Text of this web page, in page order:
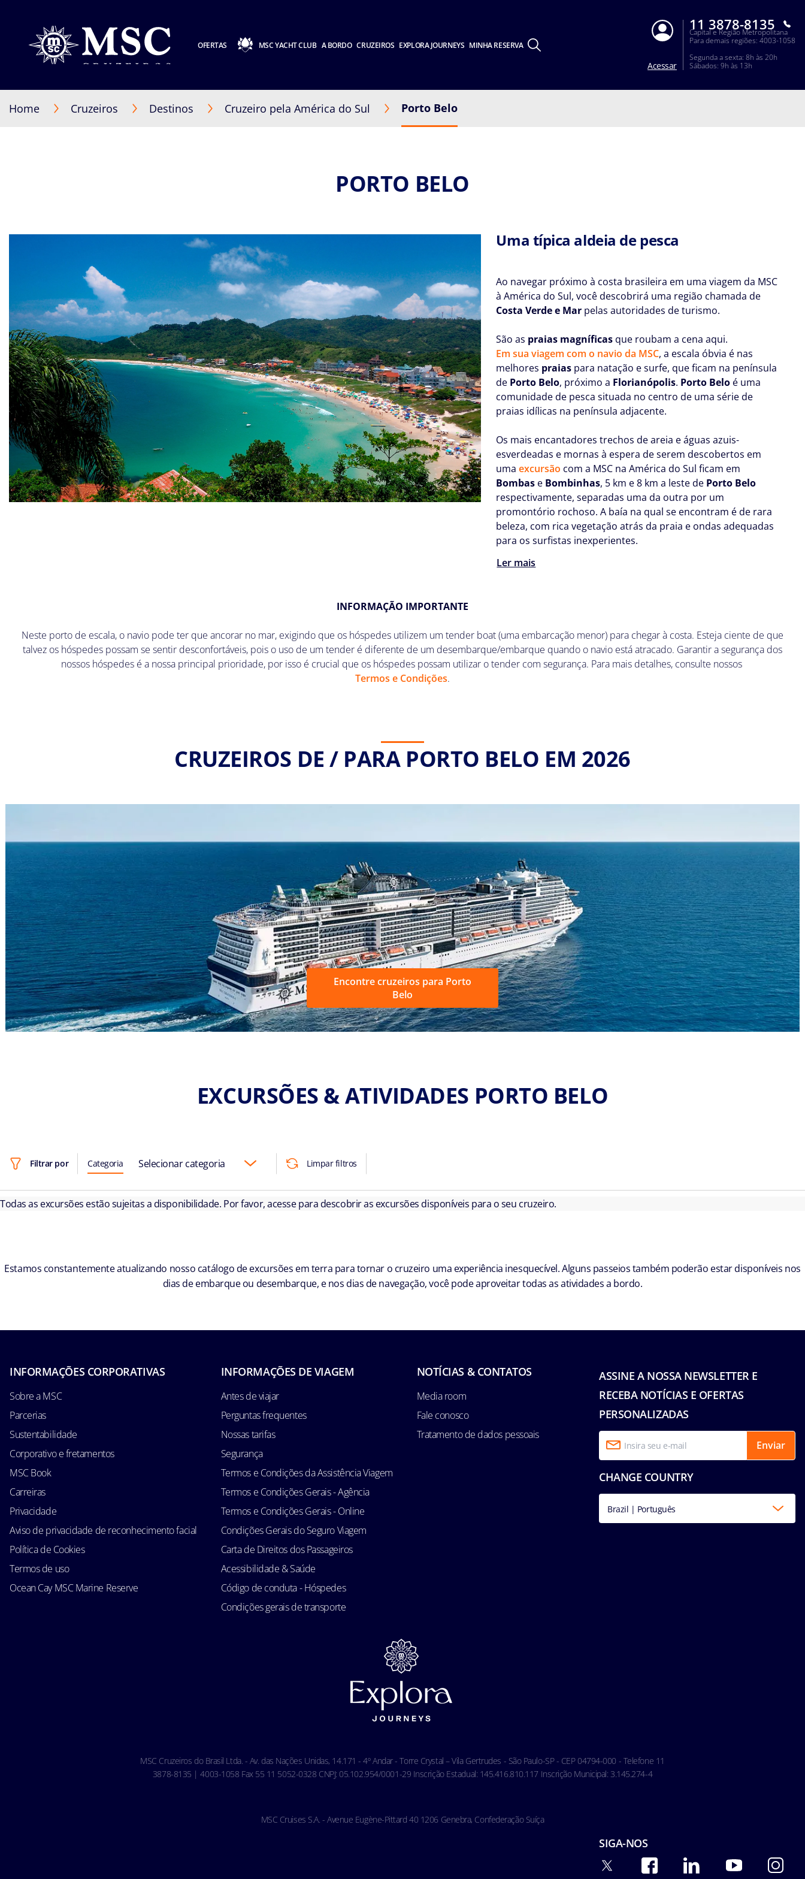
OFERTAS MSC YACHT CLUB A BORDO CRUZEIROS EXPLORA JOURNEYS MINHA RESERVA
Acessar
11 3878-8135
Capital e Região Metropolitana
Para demais regiões: 4003-1058
Segunda a sexta: 8h às 20h
Sábados: 9h às 13h
Home Cruzeiros Destinos Cruzeiro pela América do Sul Porto Belo
PORTO BELO
Uma típica aldeia de pesca
Ao navegar próximo à costa brasileira em uma viagem da MSC
à América do Sul, você descobrirá uma região chamada de
Costa Verde e Mar pelas autoridades de turismo.
São as praias magníficas que roubam a cena aqui.
Em sua viagem com o navio da MSC, a escala óbvia é nas
melhores praias para natação e surfe, que ficam na península
de Porto Belo, próximo a Florianópolis. Porto Belo é uma
comunidade de pesca situada no centro de uma série de
praias idílicas na península adjacente.
Os mais encantadores trechos de areia e águas azuis-
esverdeadas e mornas à espera de serem descobertos em
umaexcursão com a MSC na América do Sul ficam em
Bombas e Bombinhas, 5 km e 8 km a leste de Porto Belo
respectivamente, separadas uma da outra por um
promontório rochoso. A baía na qual se encontram é de rara
beleza, com rica vegetação atrás da praia e ondas adequadas
para os surfistas inexperientes.
Ler mais
INFORMAÇÃO IMPORTANTE
Neste porto de escala, o navio pode ter que ancorar no mar, exigindo que os hóspedes utilizem um tender boat (uma embarcação menor) para chegar à costa. Esteja ciente de que
talvez os hóspedes possam se sentir desconfortáveis, pois o uso de um tender é diferente de um desembarque/embarque quando o navio está atracado. Garantir a segurança dos
nossos hóspedes é a nossa principal prioridade, por isso é crucial que os hóspedes possam utilizar o tender com segurança. Para mais detalhes, consulte nossos
Termos e Condições.
CRUZEIROS DE / PARA PORTO BELO EM 2026
Encontre cruzeiros para Porto
Belo
EXCURSÕES & ATIVIDADES PORTO BELO
Filtrar por Categoria Selecionar categoria Limpar filtros
Todas as excursões estão sujeitas a disponibilidade. Por favor, acesse para descobrir as excursões disponíveis para o seu cruzeiro.
Estamos constantemente atualizando nosso catálogo de excursões em terra para tornar o cruzeiro uma experiência inesquecível. Alguns passeios também poderão estar disponíveis nos
dias de embarque ou desembarque, e nos dias de navegação, você pode aproveitar todas as atividades a bordo.
ASSINE A NOSSA NEWSLETTER E
RECEBA NOTÍCIAS E OFERTAS
PERSONALIZADAS
Enviar
CHANGE COUNTRY
Brazil | Português
INFORMAÇÕES CORPORATIVAS
Sobre a MSC
Parcerias
Sustentabilidade
Corporativo e fretamentos
MSC Book
Carreiras
Privacidade
Aviso de privacidade de reconhecimento facial
Política de Cookies
Termos de uso
Ocean Cay MSC Marine Reserve
INFORMAÇÕES DE VIAGEM
Antes de viajar
Perguntas frequentes
Nossas tarifas
Segurança
Termos e Condições da Assistência Viagem
Termos e Condições Gerais - Agência
Termos e Condições Gerais - Online
Condições Gerais do Seguro Viagem
Carta de Direitos dos Passageiros
Acessibilidade & Saúde
Código de conduta - Hóspedes
Condições gerais de transporte
NOTÍCIAS & CONTATOS
Media room
Fale conosco
Tratamento de dados pessoais
MSC Cruzeiros do Brasil Ltda. - Av. das Nações Unidas, 14.171 - 4º Andar - Torre Crystal – Vila Gertrudes - São Paulo-SP - CEP 04794-000 - Telefone 11
3878-8135 | 4003-1058 Fax 55 11 5052-0328 CNPJ: 05.102.954/0001-29 Inscrição Estadual: 145.416.810.117 Inscrição Municipal: 3.145.274-4
MSC Cruises S.A. - Avenue Eugène-Pittard 40 1206 Genebra, Confederação Suíça
SIGA-NOS